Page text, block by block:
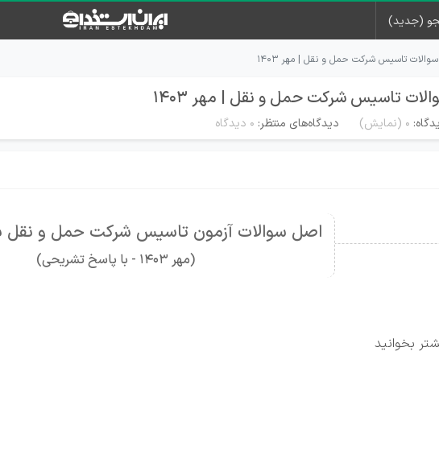
(جدید)
تاسیس شرکت حمل و نقل | مهر ۱۴۰۳
تاسیس شرکت حمل و نقل | مهر ۱۴۰۳
0 (نمایش) دیدگاه‌های منتظر: ۰ دیدگاه
اصل سوالات آزمون تاسیس شرکت حمل و نقل
(مهر 1403 - با پاسخ تشریحی)
بخوانید